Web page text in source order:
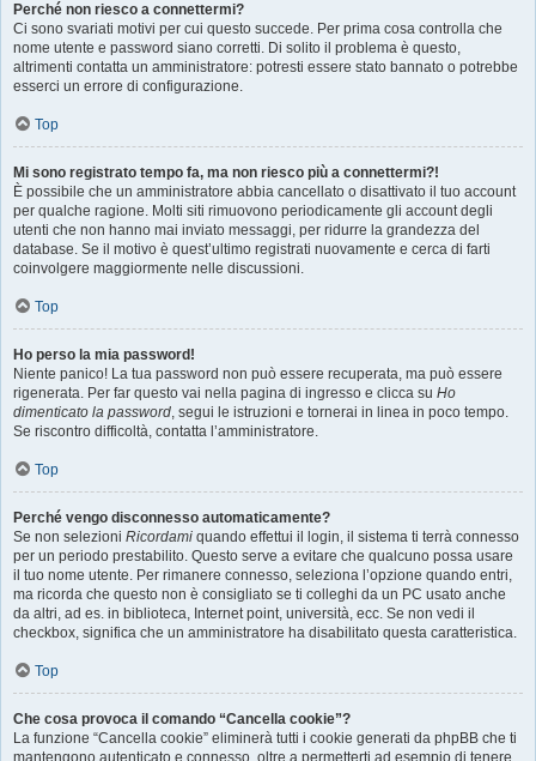
Perché non riesco a connettermi?
Ci sono svariati motivi per cui questo succede. Per prima cosa controlla che
nome utente e password siano corretti. Di solito il problema è questo,
altrimenti contatta un amministratore: potresti essere stato bannato o potrebbe
esserci un errore di configurazione.
Top
Mi sono registrato tempo fa, ma non riesco più a connettermi?!
È possibile che un amministratore abbia cancellato o disattivato il tuo account
per qualche ragione. Molti siti rimuovono periodicamente gli account degli
utenti che non hanno mai inviato messaggi, per ridurre la grandezza del
database. Se il motivo è quest’ultimo registrati nuovamente e cerca di farti
coinvolgere maggiormente nelle discussioni.
Top
Ho perso la mia password!
Niente panico! La tua password non può essere recuperata, ma può essere
rigenerata. Per far questo vai nella pagina di ingresso e clicca su Ho
dimenticato la password, segui le istruzioni e tornerai in linea in poco tempo.
Se riscontro difficoltà, contatta l’amministratore.
Top
Perché vengo disconnesso automaticamente?
Se non selezioni Ricordami quando effettui il login, il sistema ti terrà connesso
per un periodo prestabilito. Questo serve a evitare che qualcuno possa usare
il tuo nome utente. Per rimanere connesso, seleziona l’opzione quando entri,
ma ricorda che questo non è consigliato se ti colleghi da un PC usato anche
da altri, ad es. in biblioteca, Internet point, università, ecc. Se non vedi il
checkbox, significa che un amministratore ha disabilitato questa caratteristica.
Top
Che cosa provoca il comando “Cancella cookie”?
La funzione “Cancella cookie” eliminerà tutti i cookie generati da phpBB che ti
mantengono autenticato e connesso, oltre a permetterti ad esempio di tenere